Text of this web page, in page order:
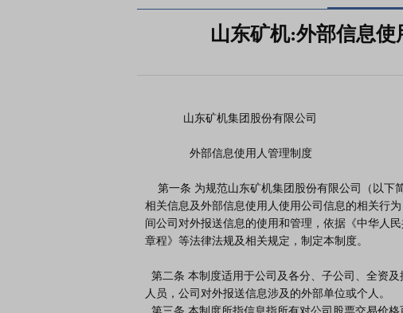
山东矿机:外部信息使
相关信息及外部信息使用人使用公司信息的相关行
间公司对外报送信息的使用和管理，依据《中华人
章程》等法律法规及相关规定，制定本制度。
人员，公司对外报送信息涉及的外部单位或个人。